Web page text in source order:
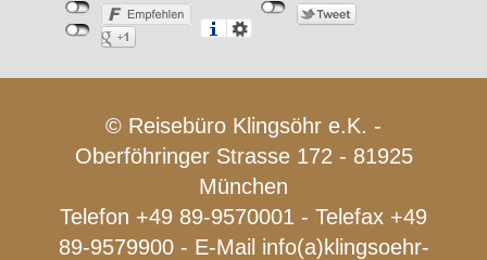
© Reisebüro Klingsöhr e.K. -
Oberföhringer Strasse 172 - 81925
München
Telefon +49 89-9570001 - Telefax +49
89-9579900 - E-Mail info(a)klingsoehr-